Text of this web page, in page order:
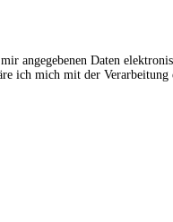
angegebenen Daten
ich mich mit der Verarbeitung